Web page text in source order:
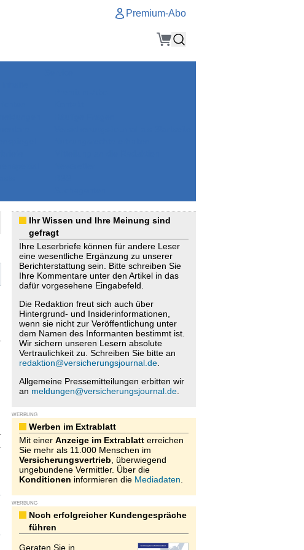
Premium-Abo
Ihr Wissen und Ihre Meinung sind
gefragt
Ihre Leserbriefe können für andere Leser
eine wesentliche Ergänzung zu unserer
Berichterstattung sein. Bitte schreiben Sie
Ihre Kommentare unter den Artikel in das
dafür vorgesehene Eingabefeld.
Die Redaktion freut sich auch über
Hintergrund- und Insiderinformationen,
wenn sie nicht zur Veröffentlichung unter
dem Namen des Informanten bestimmt ist.
Wir sichern unseren Lesern absolute
Vertraulichkeit zu. Schreiben Sie bitte an
redaktion@versicherungsjournal.de.
Allgemeine Pressemitteilungen erbitten wir
an meldungen@versicherungsjournal.de.
WERBUNG
Werben im Extrablatt
Mit einer Anzeige im Extrablatterreichen
Sie mehr als 11.000 Menschen im
Versicherungsvertrieb , überwiegend
ungebundene Vermittler. Über die
Konditionen informieren die Mediadaten
WERBUNG
Noch erfolgreicher Kundengespräche
führen
Geraten Sie in